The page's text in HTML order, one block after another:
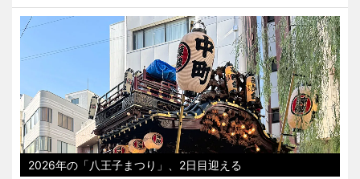
2026年の「八王子まつり」、2日目迎える